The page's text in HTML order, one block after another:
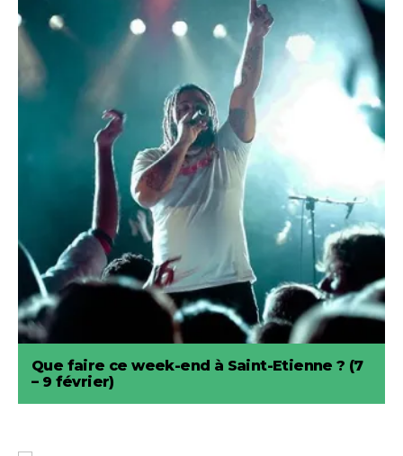
Que faire ce week-end à Saint-Etienne ? (7
– 9 février)